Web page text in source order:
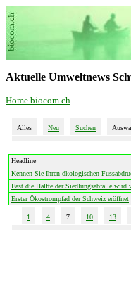
Aktuelle Umweltnews
Home biocom.ch
Alles Neu Suchen
Headline
Kennen Sie Ihren ökologischen
Fast die Hälfte der Siedlungsabfälle wird
Erster Ökostrompfad der Schweiz eröffnet
1 4 7 10 13